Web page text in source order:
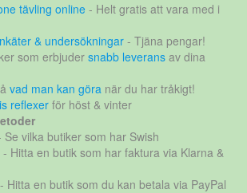
tävling online- Helt gratis att vara med i
& undersökningar - Tjäna pengar!
som erbjuder snabb leverans av dina
vad man kan göra när du har tråkigt!
reflexer för höst & vinter
Se vilka butiker som har Swish
- Hitta en butik som har faktura via Klarna &
- Hitta en butik som du kan betala via PayPal